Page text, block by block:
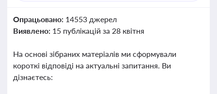
Опрацьовано: 14553 джерел
Виявлено: 15 публікацій за 28 квітня
На основі зібраних матеріалів ми сформували
короткі відповіді на актуальні запитання. Ви
дізнаєтесь: